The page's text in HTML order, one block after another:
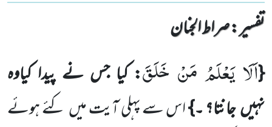
تفسیر : ‎صراط الجنان
{اَلَا یَعْلَمُ مَنْ خَلَقَ: کیا جس نے پیدا کیاوہ
نہیںجانتا؟ ۔}اس سے پہلی آیت میں کئے ہوئے